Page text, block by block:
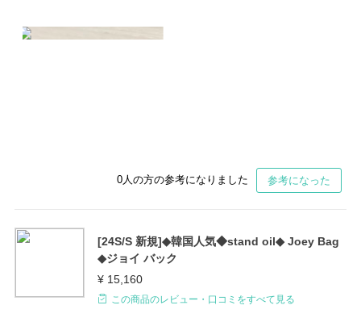
0人の方の参考になりました 参考になった
[24S/S 新規]◆韓国人気◆stand oil◆ Joey Bag
◆ジョイ バック
¥ 15,160
この商品のレビュー・口コミをすべて見る